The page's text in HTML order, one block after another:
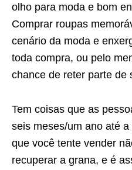
olho para moda e bom
Comprar roupas
cenário da moda e
toda compra, ou pelo
chance de reter parte de
Tem coisas que as
seis meses/um ano até
que você tente vender
recuperar a grana, e é